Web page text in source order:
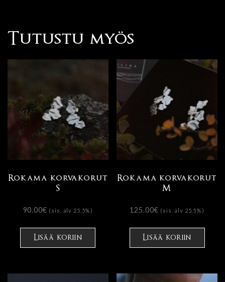
Tutustu myös
Rokama korvakorut
S
90.00€ (sis. alv 25,5%)
Lisää koriin
Rokama korvakorut
M
125.00€ (sis. alv 25,5%)
Lisää koriin